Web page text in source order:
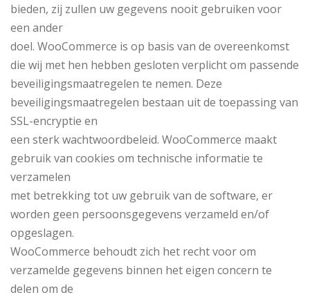
bieden, zij zullen uw gegevens nooit gebruiken voor
een ander
doel. WooCommerce is op basis van de overeenkomst
die wij met hen hebben gesloten verplicht om passende
beveiligingsmaatregelen te nemen. Deze
beveiligingsmaatregelen bestaan uit de toepassing van
SSL-encryptie en
een sterk wachtwoordbeleid. WooCommerce maakt
gebruik van cookies om technische informatie te
verzamelen
met betrekking tot uw gebruik van de software, er
worden geen persoonsgegevens verzameld en/of
opgeslagen.
WooCommerce behoudt zich het recht voor om
verzamelde gegevens binnen het eigen concern te
delen om de